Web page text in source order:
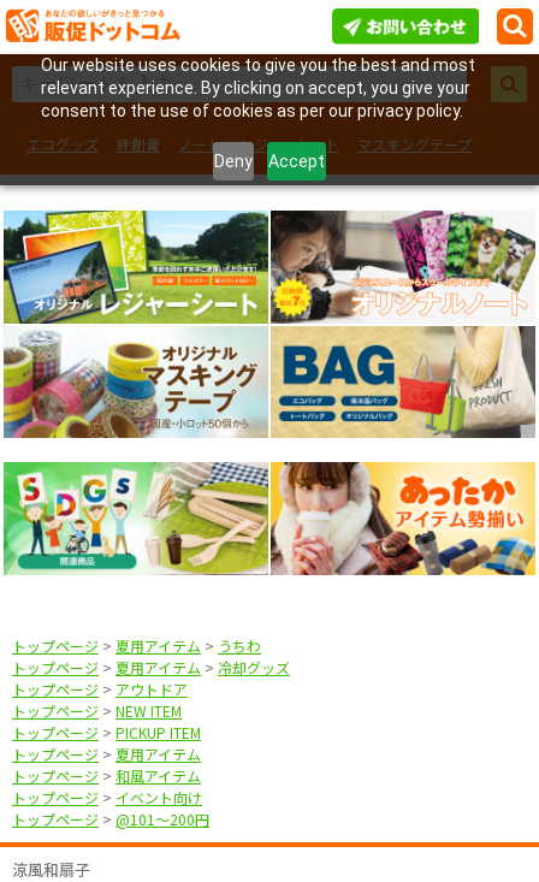
Our website uses cookies to give you the best and most
relevant experience. By clicking on accept, you give your
consent to the use of cookies as per our privacy policy.
Deny Accept
エコグッズ 絆創膏 ノート レジャーシート
マスキングテープ
フェイスシール
トップページ > 夏用アイテム > うちわ
トップページ > 夏用アイテム > 冷却グッズ
トップページ > アウトドア
トップページ > NEW ITEM
トップページ > PICKUP ITEM
トップページ > 夏用アイテム
トップページ > 和風アイテム
トップページ > イベント向け
トップページ > @101〜200円
涼風和扇子